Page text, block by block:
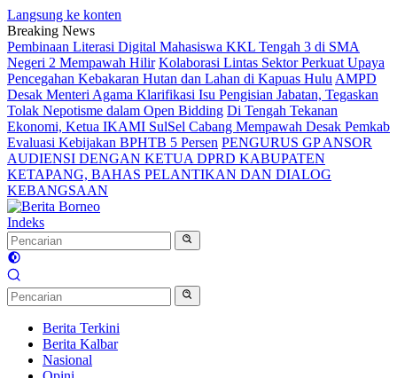
Langsung ke konten
Breaking News
Pembinaan Literasi Digital Mahasiswa KKL Tengah 3 di SMA
Negeri 2 Mempawah Hilir Kolaborasi Lintas Sektor Perkuat Upaya
Pencegahan Kebakaran Hutan dan Lahan di Kapuas Hulu AMPD
Desak Menteri Agama Klarifikasi Isu Pengisian Jabatan, Tegaskan
Tolak Nepotisme dalam Open Bidding Di Tengah Tekanan
Ekonomi, Ketua IKAMI SulSel Cabang Mempawah Desak Pemkab
Evaluasi Kebijakan BPHTB 5 Persen PENGURUS GP ANSOR
AUDIENSI DENGAN KETUA DPRD KABUPATEN
KETAPANG, BAHAS PELANTIKAN DAN DIALOG
KEBANGSAAN
Indeks
Berita Terkini
Berita Kalbar
Nasional